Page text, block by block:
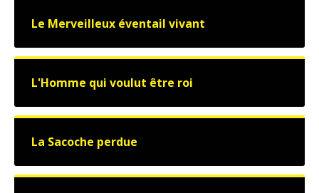
Le Merveilleux éventail vivant
L'Homme qui voulut être roi
La Sacoche perdue